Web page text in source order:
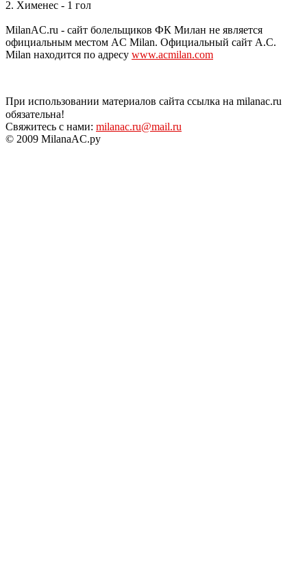
2. Хименес - 1 гол
MilanAC.ru - сайт болельщиков ФК Милан не является
официальным местом AC Milan. Официальный сайт A.C.
Milan находится по адресу www.acmilan.com
При использовании материалов сайта ссылка на milanac.ru
обязательна!
Свяжитесь с нами: milanac.ru@mail.ru
© 2009 MilanaAC.ру